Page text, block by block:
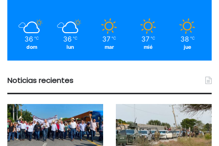
36 ℃
dom
36 ℃
lun
37 ℃
mar
37 ℃
mié
38 ℃
jue
Noticias recientes